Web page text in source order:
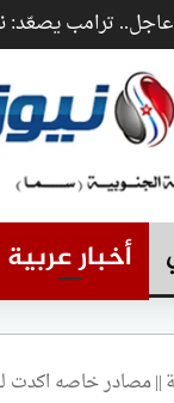
ترامب يصعّد:
أخبار عربية
||مصادر خاصه اكدت